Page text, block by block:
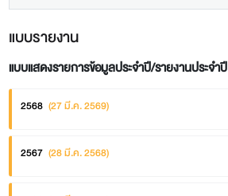
แบบรายงาน
แบบแสดงรายการข้อมูลประจำปี/รายงานประจำปี
2568 (27 มี.ค. 2569)
2567 (28 มี.ค. 2568)